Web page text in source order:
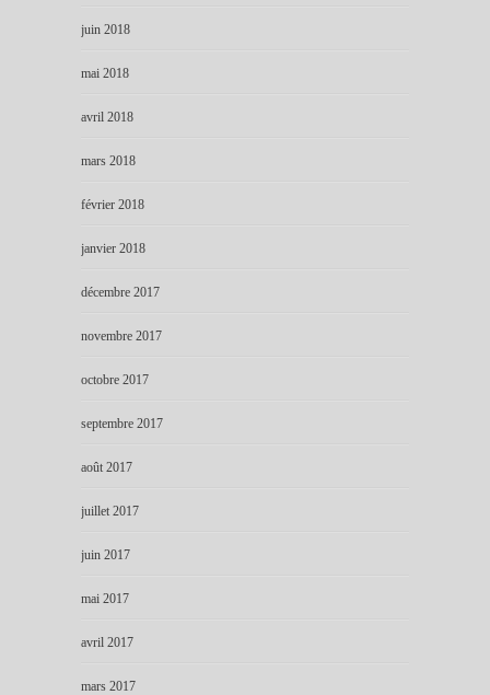
juin 2018
mai 2018
avril 2018
mars 2018
février 2018
janvier 2018
décembre 2017
novembre 2017
octobre 2017
septembre 2017
août 2017
juillet 2017
juin 2017
mai 2017
avril 2017
mars 2017